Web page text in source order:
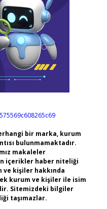
bir marka, kurum
bulunmamaktadır.
makaleler
içerikler haber niteliği
ve kişiler hakkında
kurum ve kişiler ile isim
Sitemizdeki bilgiler
taşımazlar.